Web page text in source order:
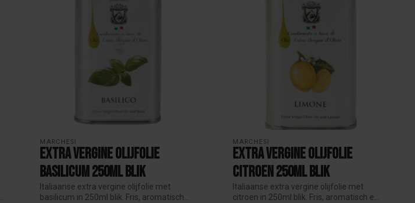
MARCHESI
Extra Vergine Olijfolie
Basilicum 250ml Blik
Italiaanse extra vergine olijfolie met
basilicum in 250ml blik. Fris, aromatisch...
MARCHESI
Extra Vergine Olijfolie
Citroen 250ml Blik
Italiaanse extra vergine olijfolie met
citroen in 250ml blik. Fris, aromatisch e...